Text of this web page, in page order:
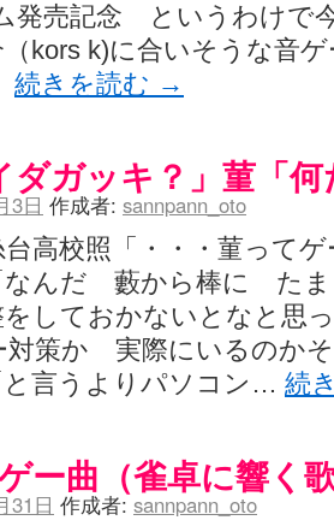
発売記念 というわけで
kors k)に合いそうな音
続きを読む →
ダガッキ？」菫「
3日 作成者: sannpann_oto
高校照「・・・菫って
なんだ 藪から棒に た
しておかないとなと思
対策か 実際にいるのか
と言うよりパソコン… 続
ー曲（雀卓に響く
31日 作成者: sannpann_oto